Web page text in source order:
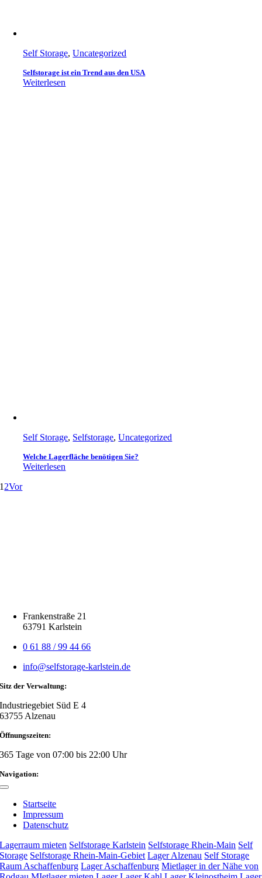
Self Storage,Uncategorized
Selfstorage ist ein Trend aus den USA
Weiterlesen
Self Storage, Selfstorage,Uncategorized
Welche Lagerfläche benötigen Sie?
Weiterlesen
1 2Vor
Frankenstraße 21
63791 Karlstein
0 61 88 / 99 44 66
info@selfstorage-karlstein.de
Sitz der Verwaltung:
Industriegebiet Süd E 4
63755 Alzenau
Öffnungszeiten:
365 Tage von 07:00 bis 22:00 Uhr
Navigation:
Toggle
NavigationStartseite
Impressum
Datenschutz
Lagerraum mieten Selfstorage Karlstein Selfstorage Rhein-Main Self
Storage Selfstorage Rhein-Main-Gebiet Lager Alzenau Self Storage
Raum Aschaffenburg Lager Aschaffenburg Mietlager in der Nähe von